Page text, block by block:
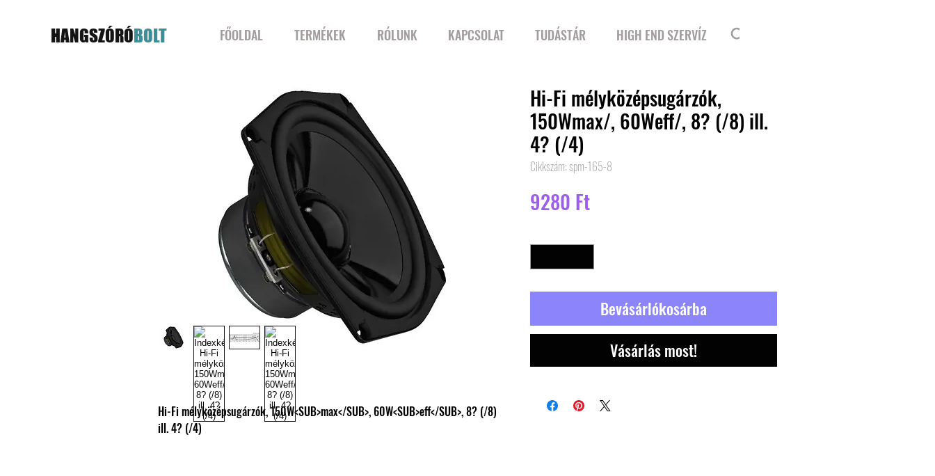
HANGSZÓRÓBOLT FŐOLDAL TERMÉKEK RÓLUNK KAPCSOLAT TUDÁSTÁR HIGH END SZERVÍZ
Hi-Fi mélyközépsugárzók, 150W<SUB>max</SUB>, 60W<SUB>eff</SUB>, 8? (/8)
ill. 4? (/4)
Hi-Fi mélyközépsugárzók,
150Wmax/, 60Weff/, 8? (/8) ill.
4? (/4)
Cikkszám: spm-165-8
9280 FtÁr
Bevásárlókosárba
Vásárlás most!